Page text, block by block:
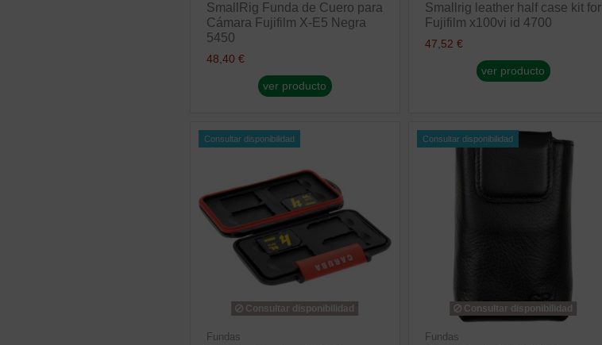
SmallRig Funda de Cuero para
Cámara Fujifilm X-E5 Negra
5450
48,40 €
ver producto
Smallrig leather half case kit for
Fujifilm x100vi id 4700
47,52 €
ver producto
Consultar disponibilidad
Consultar disponibilidad
Fundas
Consultar disponibilidad
Consultar disponibilidad
Fundas